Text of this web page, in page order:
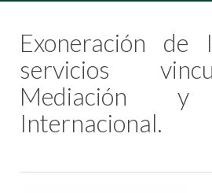
Exoneración
servicios
Mediación y
Internacional.